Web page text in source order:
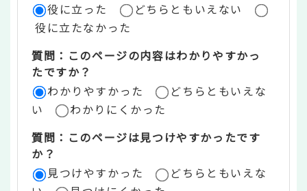
価
リ
ア
役に立った
どちらともいえない
役に立たなかった
質問：このページの内容はわかりやすかっ
たですか？
わかりやすかった
どちらともいえな
い
わかりにくかった
質問：このページは見つけやすかったです
か？
見つけやすかった
どちらともいえな